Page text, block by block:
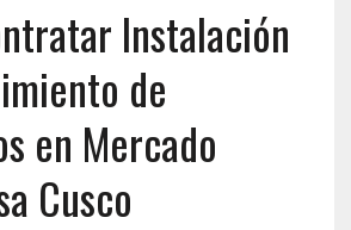
Instalación
de
en Mercado
Cusco